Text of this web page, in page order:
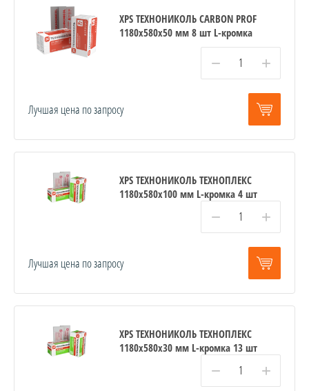
XPS ТЕХНОНИКОЛЬ CARBON PROF
1180х580х50 мм 8 шт L-кромка
− +
Лучшая цена по запросу
XPS ТЕХНОНИКОЛЬ ТЕХНОПЛЕКС
1180х580х100 мм L-кромка 4 шт
− +
Лучшая цена по запросу
XPS ТЕХНОНИКОЛЬ ТЕХНОПЛЕКС
1180х580х30 мм L-кромка 13 шт
− +